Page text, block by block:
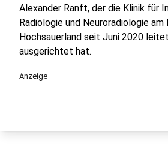
Alexander Ranft, der die Klinik für
Radiologie und Neuroradiologie am
Hochsauerland seit Juni 2020
ausgerichtet hat.
Anzeige